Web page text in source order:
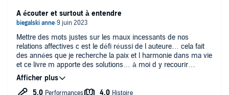
Mettre des mots justes sur les maux incessants de nos
relations affectives c est le défi réussi de l auteure… cela fait
des années que je recherche la paix et l harmonie dans ma vie
et ce livre m apporte des solutions… à moi d y recourir
quotidiennement! Il sera plus pertinent que n importe quel
ami! Merci Merci Merci
A écouter et surtout à entendre